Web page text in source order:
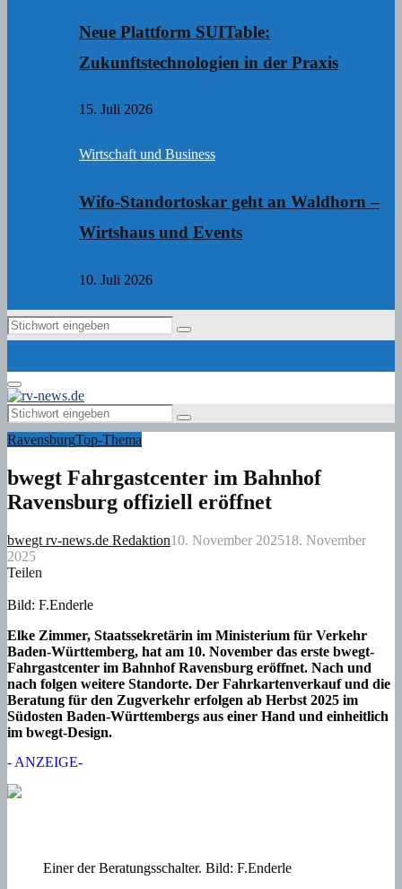
Neue Plattform SUITable:
Zukunftstechnologien in der Praxis
15. Juli 2026
Wirtschaft und Business
Wifo-Standortoskar geht an Waldhorn –
Wirtshaus und Events
10. Juli 2026
Search
Search
Primary
Menu
Search
for:
Search
RavensburgTop-Thema
bwegt Fahrgastcenter im Bahnhof
Ravensburg offiziell eröffnet
bwegt rv-news.de Redaktion10. November 202518. November
2025
Teilen
Bild: F.Enderle
Elke Zimmer, Staatssekretärin im Ministerium für Verkehr
Baden-Württemberg, hat am 10. November das erste bwegt-
Fahrgastcenter im Bahnhof Ravensburg eröffnet. Nach und
nach folgen weitere Standorte. Der Fahrkartenverkauf und die
Beratung für den Zugverkehr erfolgen ab Herbst 2025 im
Südosten Baden-Württembergs aus einer Hand und einheitlich
im bwegt-Design.
- ANZEIGE-
Einer der Beratungsschalter. Bild: F.Enderle